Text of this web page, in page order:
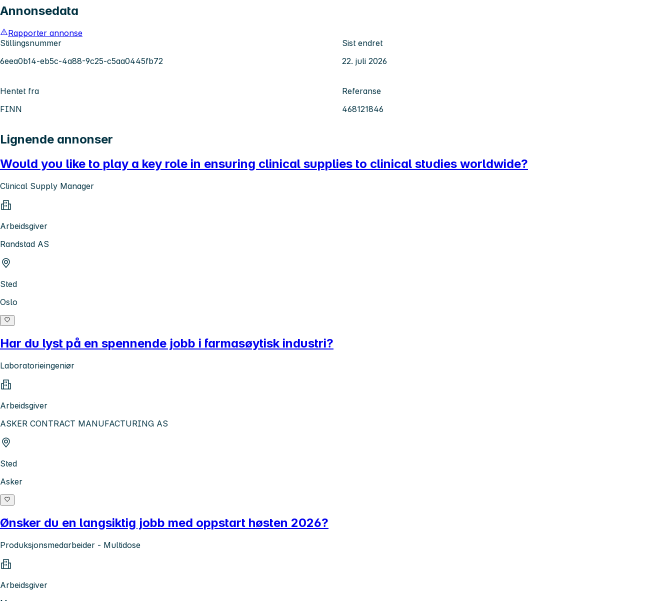
Annonsedata
Rapporter annonse
Stillingsnummer
6eea0b14-eb5c-4a88-9c25-c5aa0445fb72
Sist endret
22. juli 2026
Hentet fra
FINN
Referanse
468121846
Lignende annonser
Would you like to play a key role in ensuring clinical supplies to clinical studies worldwide?
Clinical Supply Manager
Arbeidsgiver
Randstad AS
Sted
Oslo
Har du lyst på en spennende jobb i farmasøytisk industri?
Laboratorieingeniør
Arbeidsgiver
ASKER CONTRACT MANUFACTURING AS
Sted
Asker
Ønsker du en langsiktig jobb med oppstart høsten 2026?
Produksjonsmedarbeider - Multidose
Arbeidsgiver